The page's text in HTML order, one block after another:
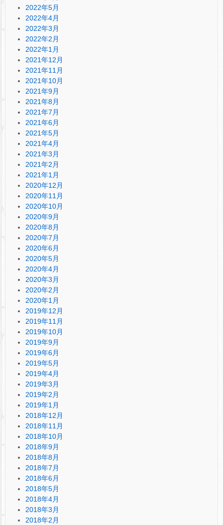
2022年5月
2022年4月
2022年3月
2022年2月
2022年1月
2021年12月
2021年11月
2021年10月
2021年9月
2021年8月
2021年7月
2021年6月
2021年5月
2021年4月
2021年3月
2021年2月
2021年1月
2020年12月
2020年11月
2020年10月
2020年9月
2020年8月
2020年7月
2020年6月
2020年5月
2020年4月
2020年3月
2020年2月
2020年1月
2019年12月
2019年11月
2019年10月
2019年9月
2019年6月
2019年5月
2019年4月
2019年3月
2019年2月
2019年1月
2018年12月
2018年11月
2018年10月
2018年9月
2018年8月
2018年7月
2018年6月
2018年5月
2018年4月
2018年3月
2018年2月